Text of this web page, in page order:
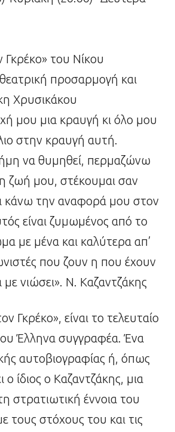
του Νίκου
προσαρμογή και
Χρυσικάκου
μου μια κραυγή κι όλο μου
στην κραυγή αυτή.
να θυμηθεί, περμαζώνω
ζωή μου, στέκουμαι σαν
κάνω την αναφορά μου στον
είναι ζυμωμένος από το
με μένα και καλύτερα απ’
που ζουν η που έχουν
με νιώσει». Ν. Καζαντζάκης
Γκρέκο», είναι το τελευταίο
Έλληνα συγγραφέα. Ένα
αυτοβιογραφίας ή, όπως
ο ίδιος ο Καζαντζάκης, μια
στρατιωτική έννοια του
τους στόχους του και τις